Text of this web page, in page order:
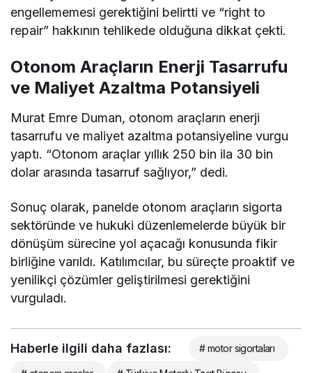
engellememesi gerektiğini belirtti ve “right to
repair” hakkının tehlikede olduğuna dikkat çekti.
Otonom Araçların Enerji Tasarrufu
ve Maliyet Azaltma Potansiyeli
Murat Emre Duman, otonom araçların enerji
tasarrufu ve maliyet azaltma potansiyeline vurgu
yaptı. “Otonom araçlar yıllık 250 bin ila 30 bin
dolar arasında tasarruf sağlıyor,” dedi.
Sonuç olarak, panelde otonom araçların sigorta
sektöründe ve hukuki düzenlemelerde büyük bir
dönüşüm sürecine yol açacağı konusunda fikir
birliğine varıldı. Katılımcılar, bu süreçte proaktif ve
yenilikçi çözümler geliştirilmesi gerektiğini
vurguladı.
Haberle ilgili daha fazlası: # motor sigortaları